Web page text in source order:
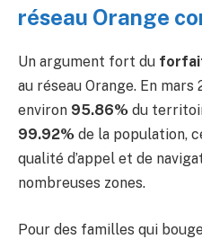
réseau Orange
Un argument fort du
au réseau Orange. En
environ 95.86% du
99.92% de la population,
qualité d’appel et de
nombreuses zones.
Pour des familles qui